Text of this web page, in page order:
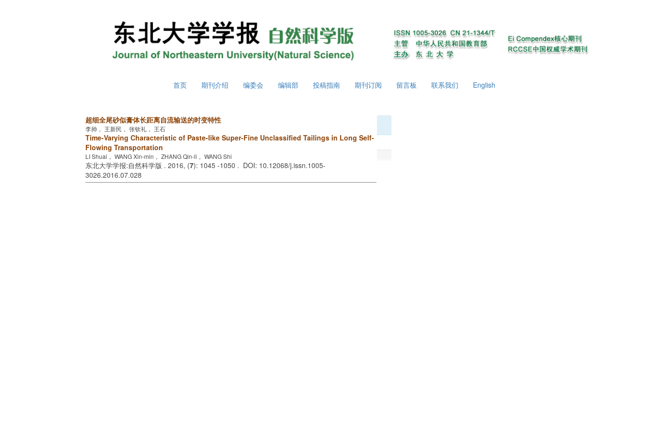
首页 期刊介绍 编委会 编辑部 投稿指南 期刊订阅 留言板 联系我们 English
超细全尾砂似膏体长距离自流输送的时变特性
李帅， 王新民， 张钦礼， 王石
Time-Varying Characteristic of Paste-like Super-Fine Unclassified Tailings in Long Self-
Flowing Transportation
LI Shuai， WANG Xin-min， ZHANG Qin-li， WANG Shi
东北大学学报:自然科学版 . 2016, (7): 1045 -1050 . DOI: 10.12068/j.issn.1005-
3026.2016.07.028